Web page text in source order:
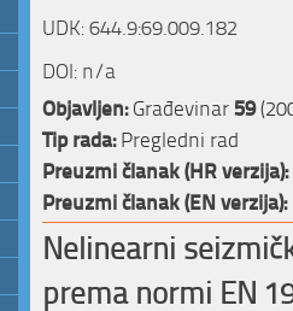
UDK: 644.9:69.009.182
DOI: n/a
Objavljen:Građevinar59
Tip rada:Pregledni rad
Preuzmi članak (HR verzija):
Preuzmi članak (EN verzija):
Nelinearni
prema normi EN